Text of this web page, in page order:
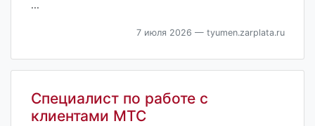
...
7 июля 2026 — tyumen.zarplata.ru
Специалист по работе с
клиентами МТС